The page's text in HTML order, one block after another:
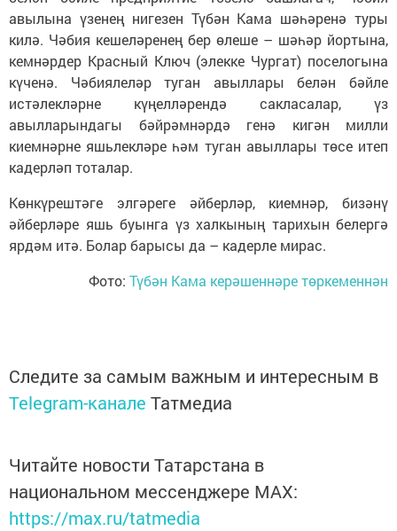
авылына үзенең нигезен Түбән Кама шәһәренә туры
килә. Чәбия кешеләренең бер өлеше – шәһәр йортына,
кемнәрдер Красный Ключ (элекке Чургат) поселогына
күченә. Чәбиялеләр туган авыллары белән бәйле
истәлекләрне күңелләрендә сакласалар, үз
авылларындагы бәйрәмнәрдә генә кигән милли
киемнәрне яшьлекләре һәм туган авыллары төсе итеп
кадерләп тоталар.
Көнкүрештәге элгәреге әйберләр, киемнәр, бизәнү
әйберләре яшь буынга үз халкының тарихын белергә
ярдәм итә. Болар барысы да – кадерле мирас.
Фото: Түбән Кама керәшеннәре төркеменнән
Следите за самым важным и интересным в
Telegram-канале Татмедиа
Читайте новости Татарстана в
национальном мессенджере MАХ:
https://max.ru/tatmedia